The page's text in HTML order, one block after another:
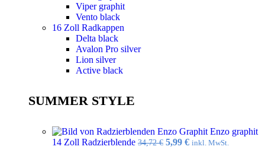
Viper graphit
Vento black
16 Zoll Radkappen
Delta black
Avalon Pro silver
Lion silver
Active black
SUMMER STYLE
Enzo graphit
14 Zoll Radzierblende 34,72€ Ursprünglicher
5,99 €Aktueller
inkl. MwSt.